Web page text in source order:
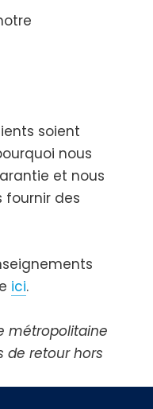
soient
nous
et nous
fournir des
ici.
métropolitaine
de retour hors